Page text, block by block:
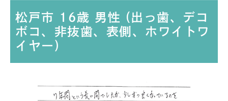
松戸市 16歳 男性 (出っ歯、デコ
ボコ、非抜歯、表側、ホワイトワ
イヤー)